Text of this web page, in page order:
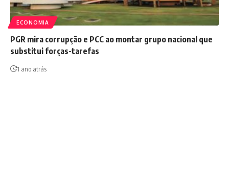
ECONOMIA
PGR mira corrupção e PCC ao montar grupo nacional que
substitui forças-tarefas
1 ano atrás